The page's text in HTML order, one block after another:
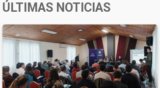
ÚLTIMAS NOTICIAS